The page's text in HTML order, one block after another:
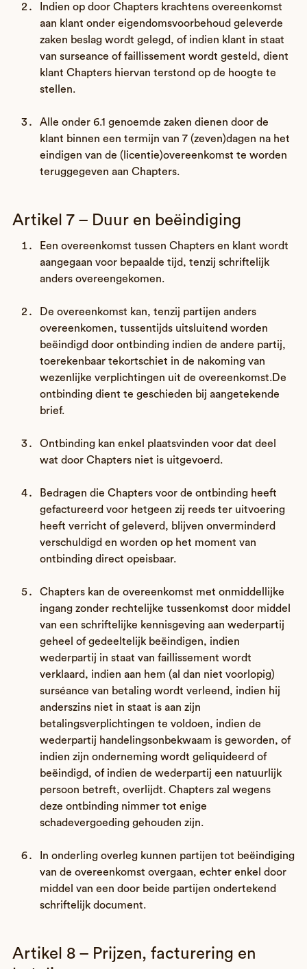
Indien op door Chapters krachtens overeenkomst
aan klant onder eigendomsvoorbehoud geleverde
zaken beslag wordt gelegd, of indien klant in staat
van surseance of faillissement wordt gesteld, dient
klant Chapters hiervan terstond op de hoogte te
stellen.
Alle onder 6.1 genoemde zaken dienen door de
klant binnen een termijn van 7 (zeven)dagen na het
eindigen van de (licentie)overeenkomst te worden
teruggegeven aan Chapters.
Artikel 7 – Duur en beëindiging
Een overeenkomst tussen Chapters en klant wordt
aangegaan voor bepaalde tijd, tenzij schriftelijk
anders overeengekomen.
De overeenkomst kan, tenzij partijen anders
overeenkomen, tussentijds uitsluitend worden
beëindigd door ontbinding indien de andere partij,
toerekenbaar tekortschiet in de nakoming van
wezenlijke verplichtingen uit de overeenkomst.De
ontbinding dient te geschieden bij aangetekende
brief.
Ontbinding kan enkel plaatsvinden voor dat deel
wat door Chapters niet is uitgevoerd.
Bedragen die Chapters voor de ontbinding heeft
gefactureerd voor hetgeen zij reeds ter uitvoering
heeft verricht of geleverd, blijven onverminderd
verschuldigd en worden op het moment van
ontbinding direct opeisbaar.
Chapters kan de overeenkomst met onmiddellijke
ingang zonder rechtelijke tussenkomst door middel
van een schriftelijke kennisgeving aan wederpartij
geheel of gedeeltelijk beëindigen, indien
wederpartij in staat van faillissement wordt
verklaard, indien aan hem (al dan niet voorlopig)
surséance van betaling wordt verleend, indien hij
anderszins niet in staat is aan zijn
betalingsverplichtingen te voldoen, indien de
wederpartij handelingsonbekwaam is geworden, of
indien zijn onderneming wordt geliquideerd of
beëindigd, of indien de wederpartij een natuurlijk
persoon betreft, overlijdt. Chapters zal wegens
deze ontbinding nimmer tot enige
schadevergoeding gehouden zijn.
In onderling overleg kunnen partijen tot beëindiging
van de overeenkomst overgaan, echter enkel door
middel van een door beide partijen ondertekend
schriftelijk document.
Artikel 8 – Prijzen, facturering en